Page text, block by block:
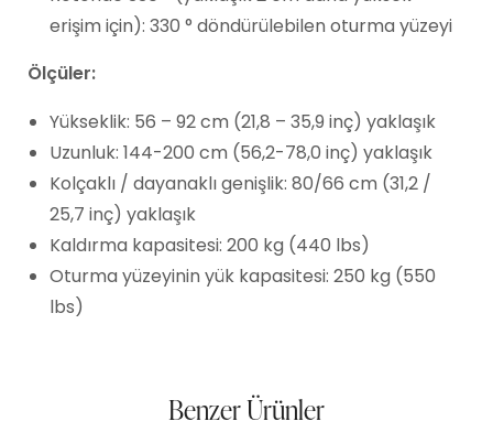
erişim için): 330 ° döndürülebilen oturma yüzeyi
Ölçüler:
Yükseklik: 56 – 92 cm (21,8 – 35,9 inç) yaklaşık
Uzunluk: 144-200 cm (56,2-78,0 inç) yaklaşık
Kolçaklı / dayanaklı genişlik: 80/66 cm (31,2 /
25,7 inç) yaklaşık
Kaldırma kapasitesi: 200 kg (440 lbs)
Oturma yüzeyinin yük kapasitesi: 250 kg (550
lbs)
Benzer Ürünler